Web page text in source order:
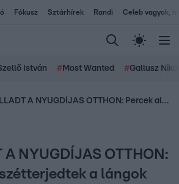
Fókusz Sztárhírek Randi Celeb vagyok,
István # Most Wanted #Gallusz
KIGYULLADT A NYUGDÍJAS OTTHON: Percek alatt szétterjedtek a lángok
A NYUGDÍJAS OTTHON:
a lángok